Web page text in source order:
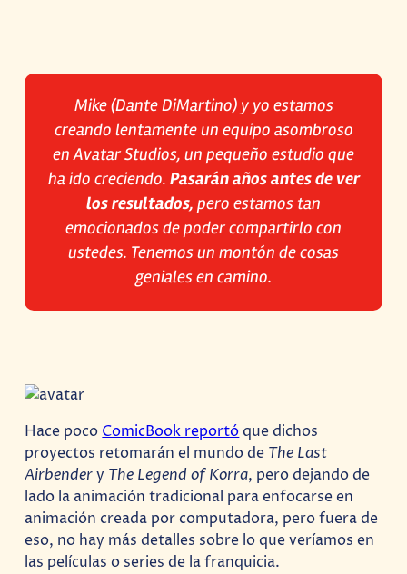
Mike (Dante DiMartino) y yo estamos
creando lentamente un equipo asombroso
en Avatar Studios, un pequeño estudio que
ha ido creciendo. Pasarán años antes de ver
los resultados, pero estamos tan
emocionados de poder compartirlo con
ustedes. Tenemos un montón de cosas
geniales en camino.
Hace poco ComicBook reportóque dichos
proyectos retomarán el mundo de The Last
Airbendery The Legend of Korra, pero dejando de
lado la animación tradicional para enfocarse en
animación creada por computadora, pero fuera de
eso, no hay más detalles sobre lo que veríamos en
las películas o series de la franquicia.